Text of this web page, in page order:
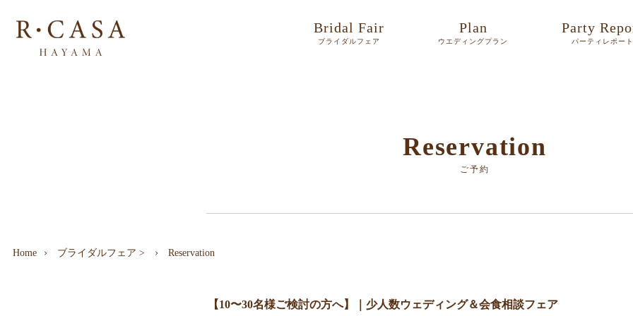
Bridal Fair
ブライダルフェア
Plan
ウエディングプラン
Party
パーティレポート
Reservation
ご予約
Home ブライダルフェア > Reservation